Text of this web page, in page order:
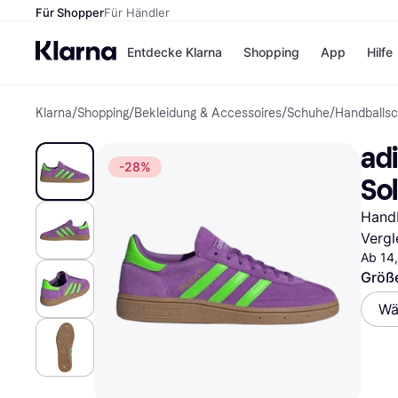
Für ShopperFür Händler
Entdecke Klarna
Zahlungsmethoden
Bezahle in bis zu 30
Shopping
Shops
eBay
Temu
SHEIN
Alle Shops
App Hilfe
Klarna/Shopping/Bekleidung & Accessoires/Schuhe/
-28%
Ab